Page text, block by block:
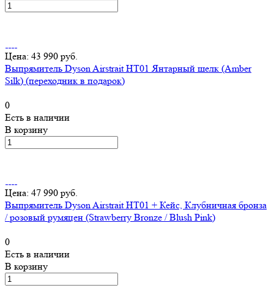
Цена: 43 990 руб.
Выпрямитель Dyson Airstrait HT01 Янтарный шелк (Amber
Silk) (переходник в подарок)
0
Есть в наличии
В корзину
Цена: 47 990 руб.
Выпрямитель Dyson Airstrait HT01 + Кейс, Клубничная бронза
/ розовый румяцен (Strawberry Bronze / Blush Pink)
0
Есть в наличии
В корзину